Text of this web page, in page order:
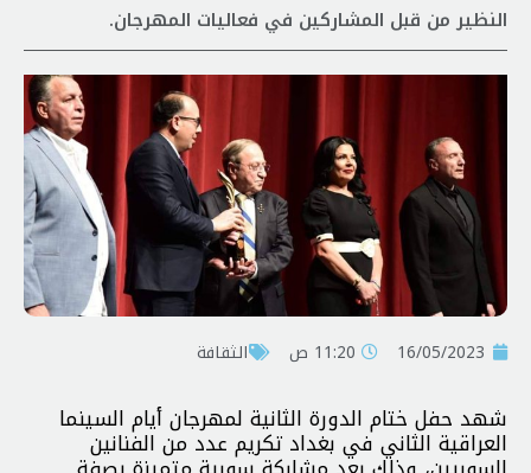
النظير من قبل المشاركين في فعاليات المهرجان.
16/05/2023 11:20 ص الثقافة
شهد حفل ختام الدورة الثانية لمهرجان أيام السينما
العراقية الثاني في بغداد تكريم عدد من الفنانين